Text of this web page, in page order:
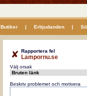
Butiker| Erbjudanden|
Rapportera fel
Lampornu.se
Välj orsak
Beskriv problemet och motivera